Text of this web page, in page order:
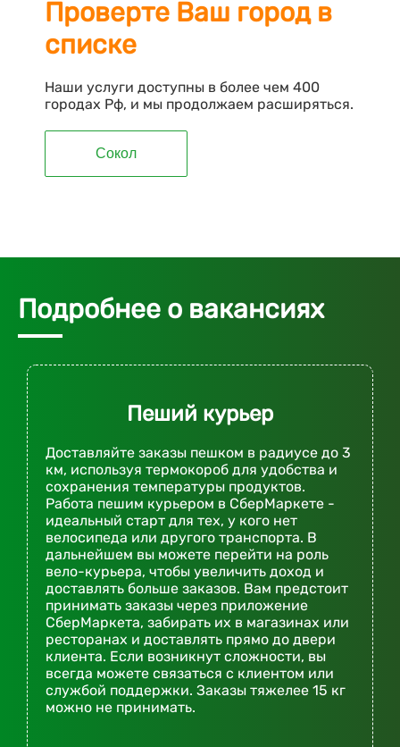
Проверте Ваш город в
списке
Наши услуги доступны в более чем 400
городах Рф, и мы продолжаем расширяться.
Сокол
Подробнее о вакансиях
Пеший курьер
Доставляйте заказы пешком в радиусе до 3
км, используя термокороб для удобства и
сохранения температуры продуктов.
Работа пешим курьером в СберМаркете -
идеальный старт для тех, у кого нет
велосипеда или другого транспорта. В
дальнейшем вы можете перейти на роль
вело-курьера, чтобы увеличить доход и
доставлять больше заказов. Вам предстоит
принимать заказы через приложение
СберМаркета, забирать их в магазинах или
ресторанах и доставлять прямо до двери
клиента. Если возникнут сложности, вы
всегда можете связаться с клиентом или
службой поддержки. Заказы тяжелее 15 кг
можно не принимать.